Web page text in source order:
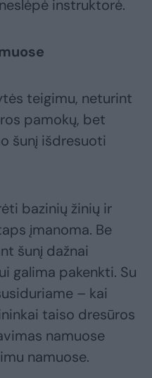
instruktorė.
teigimu, neturint
pamokų, bet
šunį išdresuoti
bazinių žinių ir
įmanoma. Be
šunį dažnai
galima pakenkti. Su
– kai
taiso dresūros
namuose
namuose.